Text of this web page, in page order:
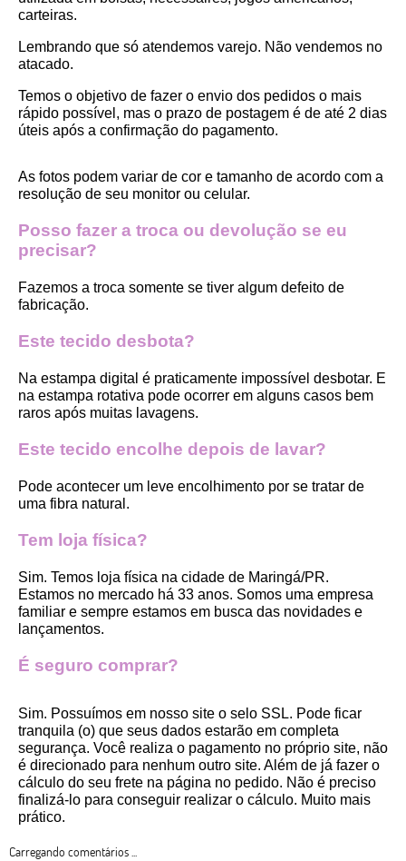
carteiras.
Lembrando que só atendemos varejo. Não vendemos no
atacado.
Temos o objetivo de fazer o envio dos pedidos o mais
rápido possível, mas o prazo de postagem é de até 2 dias
úteis após a confirmação do pagamento.
As fotos podem variar de cor e tamanho de acordo com a
resolução de seu monitor ou celular.
Posso fazer a troca ou devolução se eu
precisar?
Fazemos a troca somente se tiver algum defeito de
fabricação.
Este tecido desbota?
Na estampa digital é praticamente impossível desbotar. E
na estampa rotativa pode ocorrer em alguns casos bem
raros após muitas lavagens.
Este tecido encolhe depois de lavar?
Pode acontecer um leve encolhimento por se tratar de
uma fibra natural.
Tem loja física?
Sim. Temos loja física na cidade de Maringá/PR.
Estamos no mercado há 33 anos. Somos uma empresa
familiar e sempre estamos em busca das novidades e
lançamentos.
É seguro comprar?
Sim. Possuímos em nosso site o selo SSL. Pode ficar
tranquila (o) que seus dados estarão em completa
segurança. Você realiza o pagamento no próprio site, não
é direcionado para nenhum outro site. Além de já fazer o
cálculo do seu frete na página no pedido. Não é preciso
finalizá-lo para conseguir realizar o cálculo. Muito mais
prático.
Carregando comentários ...